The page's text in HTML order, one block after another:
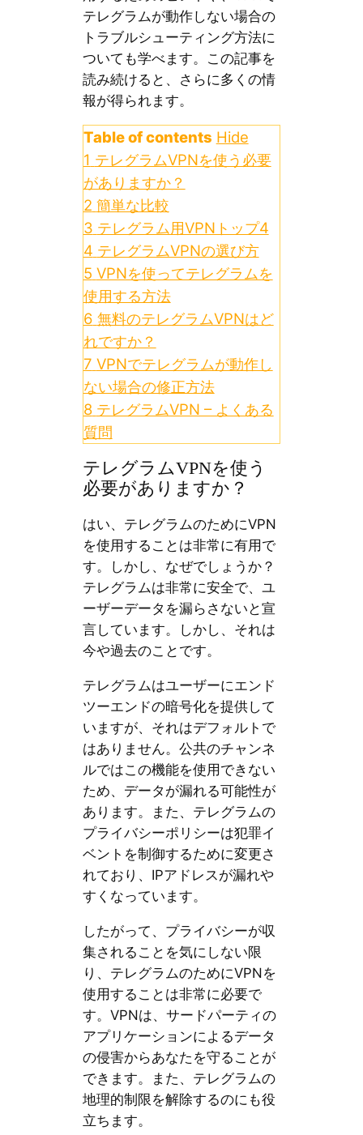
テレグラムが動作しない場合の
トラブルシューティング方法に
ついても学べます。この記事を
読み続けると、さらに多くの情
報が得られます。
Table of contents Hide
1 テレグラムVPNを使う必要
がありますか？
2 簡単な比較
3 テレグラム用VPNトップ4
4 テレグラムVPNの選び方
5 VPNを使ってテレグラムを
使用する方法
6 無料のテレグラムVPNはど
れですか？
7 VPNでテレグラムが動作し
ない場合の修正方法
8 テレグラムVPN – よくある
質問
テレグラムVPNを使う
必要がありますか？
はい、テレグラムのためにVPN
を使用することは非常に有用で
す。しかし、なぜでしょうか？
テレグラムは非常に安全で、ユ
ーザーデータを漏らさないと宣
言しています。しかし、それは
今や過去のことです。
テレグラムはユーザーにエンド
ツーエンドの暗号化を提供して
いますが、それはデフォルトで
はありません。公共のチャンネ
ルではこの機能を使用できない
ため、データが漏れる可能性が
あります。また、テレグラムの
プライバシーポリシーは犯罪イ
ベントを制御するために変更さ
れており、IPアドレスが漏れや
すくなっています。
したがって、プライバシーが収
集されることを気にしない限
り、テレグラムのためにVPNを
使用することは非常に必要で
す。VPNは、サードパーティの
アプリケーションによるデータ
の侵害からあなたを守ることが
できます。また、テレグラムの
地理的制限を解除するのにも役
立ちます。